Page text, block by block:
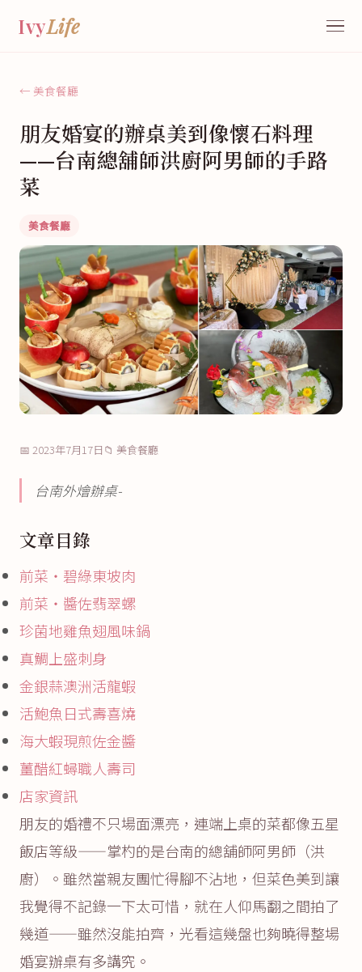
IvyLife
← 美食餐廳
朋友婚宴的辦桌美到像懷石料理
——台南總舖師洪廚阿男師的手路
菜
美食餐廳
📅 2023年7月17日 📁 美食餐廳
台南外燴辦桌-
文章目錄
前菜・碧綠東坡肉
前菜・醬佐翡翠螺
珍菌地雞魚翅風味鍋
真鯛上盛刺身
金銀蒜澳洲活龍蝦
活鮑魚日式壽喜燒
海大蝦現煎佐金醬
薑醋紅蟳職人壽司
店家資訊
朋友的婚禮不只場面漂亮，連端上桌的菜都像五星
飯店等級——掌杓的是台南的總舖師阿男師（洪
廚）。雖然當親友團忙得腳不沾地，但菜色美到讓
我覺得不記錄一下太可惜，就在人仰馬翻之間拍了
幾道——雖然沒能拍齊，光看這幾盤也夠曉得整場
婚宴辦桌有多講究。